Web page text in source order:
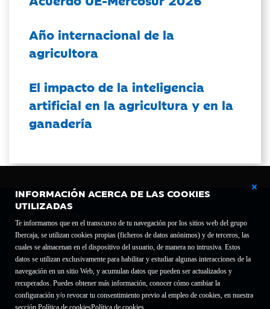
INFORMACIÓN ACERCA DE LAS COOKIES
UTILIZADAS
Te informamos que en el transcurso de tu navegación por los sitios web del grupo
Ibercaja, se utilizan cookies propias (ficheros de datos anónimos) y de terceros, las
cuales se almacenan en el dispositivo del usuario, de manera no intrusiva. Estos
datos se utilizan exclusivamente para habilitar y estudiar algunas interacciones de la
navegación en un sitio Web, y acumulan datos que pueden ser actualizados y
recuperados. Puedes obtener más información, conocer cómo cambiar la
configuración y/o revocar tu consentimiento previo al empleo de cookies, en nuestra
sección Política de cookiesPolítica de cookies
Año internacional de la
agricultora
El impacto de la inteligencia
artificial en la agricultura y en la
ganadería
Fundación Bancaria Ibercaja C.I.F. G-50000652.
Inscrita en el Registro de Fundaciones del Mº de Educación, Cultura y Deporte con el nº
1689.
Domicilio social: Joaquín Costa, 13. 50001 Zaragoza.
Contacto
Declaración de accesibilidad